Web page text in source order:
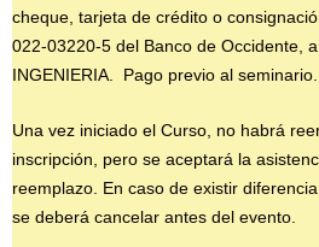
cheque, tarjeta de crédito o
022-03220-5 del Banco de Occidente,
INGENIERIA. Pago previo al seminario.
Una vez iniciado el Curso, no habrá
inscripción, pero se aceptará la
reemplazo. En caso de existir
se deberá cancelar antes del evento.